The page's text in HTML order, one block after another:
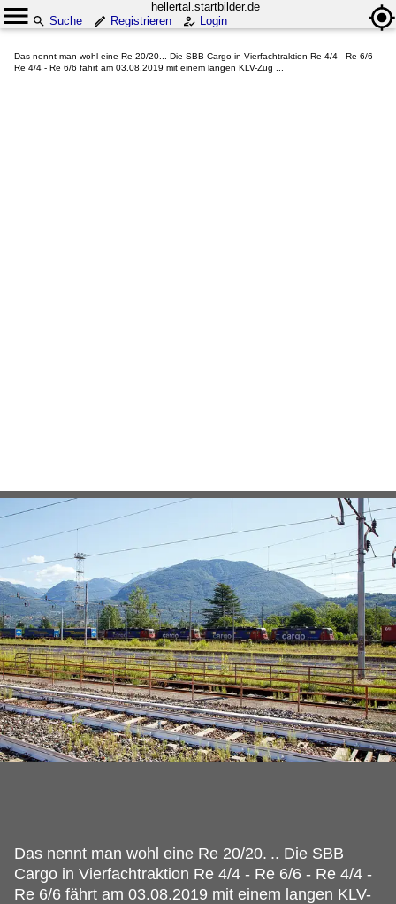
hellertal.startbilder.de
Suche
Registrieren Login
Das nennt man wohl eine Re 20/20... Die SBB Cargo in Vierfachtraktion Re 4/4 - Re 6/6 -
Re 4/4 - Re 6/6 fährt am 03.08.2019 mit einem langen KLV-Zug ...
Das nennt man wohl eine Re 20/20. .. Die SBB
Cargo in Vierfachtraktion Re 4/4 - Re 6/6 - Re 4/4 -
Re 6/6 fährt am 03.08.2019 mit einem langen KLV-